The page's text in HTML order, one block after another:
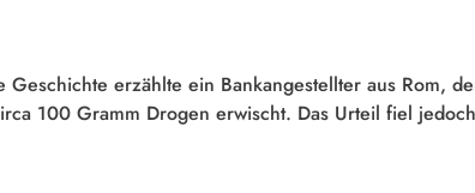
Geschichte erzählte ein Bankangestellter aus Rom,
100 Gramm Drogen erwischt. Das Urteil fiel